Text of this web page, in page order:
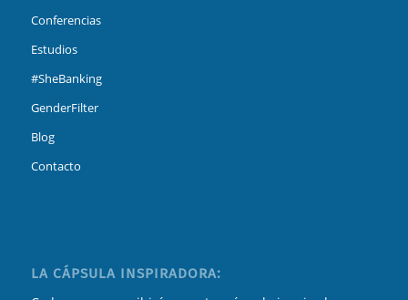
Conferencias
Estudios
#SheBanking
GenderFilter
Blog
Contacto
LA CÁPSULA INSPIRADORA: